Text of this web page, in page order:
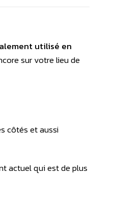
utilisé en
sur votre lieu de
côtés et aussi
actuel qui est de plus
de vos